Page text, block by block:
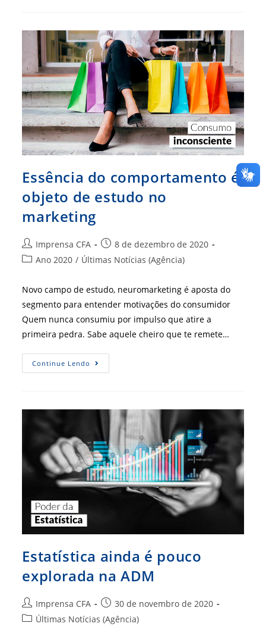
Com
Foco
Em
Processos
E
Inovação
Essência do comportamento é
objeto de estudo no
marketing
Autor
do
Imprensa CFA
Post
publicado:
8 de dezembro de 2020
Categoria
Ano 2020 / Últimas Notícias (Agência)
Novo campo de estudo, neuromarketing é aposta do
segmento para entender motivações do consumidor
Quem nunca consumiu por impulso que atire a
primeira pedra. Sabe aquele cheiro que te remete…
Continue Lendo Essência
Do
Estudo
No
Marketing
Estatística ainda é pouco
explorada na ADM
Autor
do
Imprensa CFA
Post
publicado:
30 de novembro de 2020
Categoria
Últimas Notícias (Agência)